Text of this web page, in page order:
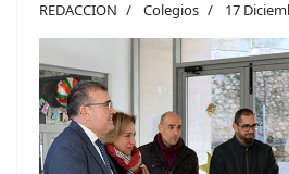
REDACCION Colegios 17